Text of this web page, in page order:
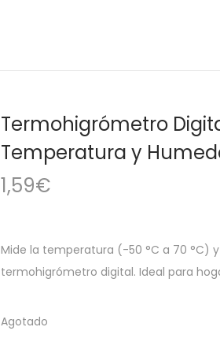
Termohigrómetro
Temperatura y
1,59€
Mide la temperatura (-50 °C a 70 °C)
termohigrómetro digital. Ideal para
Agotado